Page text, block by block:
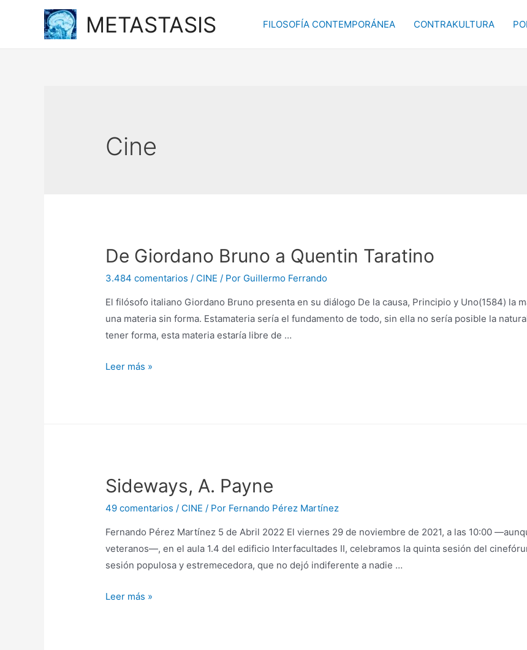
METASTASIS FILOSOFÍA CONTEMPORÁNEA CONTRAKULTURA
Cine
De Giordano Bruno a Quentin Taratino
3.484 comentarios / CINE / Por Guillermo Ferrando
El filósofo italiano Giordano Bruno presenta en su diálogo De la causa, Principio y Uno(1584) la
una materia sin forma. Estamateria sería el fundamento de todo, sin ella no sería posible la
tener forma, esta materia estaría libre de …
De
Leer más »
Sideways, A. Payne
49 comentarios / CINE / Por Fernando Pérez Martínez
Fernando Pérez Martínez 5 de Abril 2022 El viernes 29 de noviembre de 2021, a las 10:00
veteranos―, en el aula 1.4 del edificio Interfacultades II, celebramos la quinta sesión del
sesión populosa y estremecedora, que no dejó indiferente a nadie …
Sideways,
Leer más »